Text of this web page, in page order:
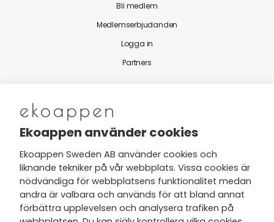
Bli medlem
Medlemserbjudanden
Logga in
Partners
Nytt från Ekoappen
Jag har tagit del av Ekoappens
personuppgifts- och
integritetspolicyoch tar gärna del
av nyheter, hälsotips och exklusiva
Ekoappen använder cookies
Ekoappen Sweden AB använder cookies och
liknande tekniker på vår webbplats. Vissa cookies är
nödvändiga för webbplatsens funktionalitet medan
andra är valbara och används för att bland annat
förbättra upplevelsen och analysera trafiken på